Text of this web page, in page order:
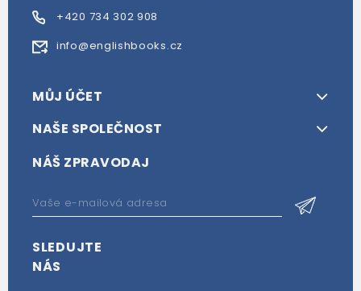
+420 734 302 908
info@englishbooks.cz
MŮJ ÚČET
NAŠE SPOLEČNOST
NÁŠ ZPRAVODAJ
SLEDUJTE
NÁS